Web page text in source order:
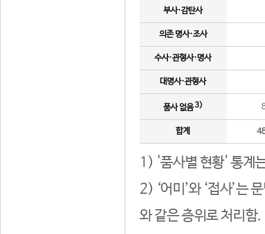
부사·감탄사
의존 명사·조사
수사·관형사·명사
대명사·관형사
품사 없음3)
합계
1) '품사별 현황' 통계
2) ‘어미’와 ‘접사’는
와 같은 층위로 처리함.